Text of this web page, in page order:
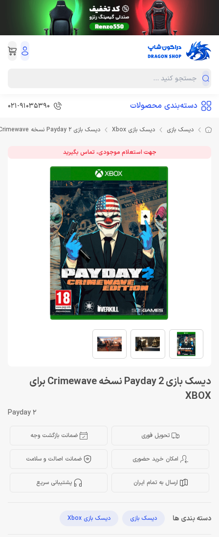
دسته‌بندی محصولات 021-91035390
دیسک بازی دیسک بازی Xbox دیسک بازی Payday 2 نسخه Crimewave برای XBOX
جهت استعلام موجودی، تماس بگیرید
دیسک بازی Payday 2 نسخه Crimewave برای
XBOX
Payday 2
تحویل فوری ضمانت بازگشت وجه
امکان خرید حضوری ضمانت اصالت و سلامت
ارسال به تمام ایران پشتیبانی سریع
دسته بندی ها دیسک بازی دیسک بازی Xbox